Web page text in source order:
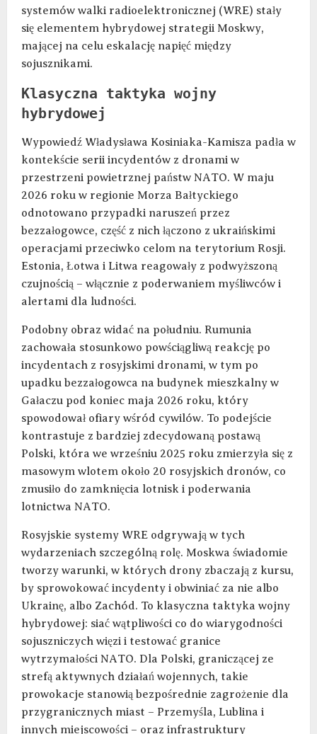
systemów walki radioelektronicznej (WRE) stały
się elementem hybrydowej strategii Moskwy,
mającej na celu eskalację napięć między
sojusznikami.
Klasyczna taktyka wojny
hybrydowej
Wypowiedź Władysława Kosiniaka-Kamisza padła w
kontekście serii incydentów z dronami w
przestrzeni powietrznej państw NATO. W maju
2026 roku w regionie Morza Bałtyckiego
odnotowano przypadki naruszeń przez
bezzałogowce, część z nich łączono z ukraińskimi
operacjami przeciwko celom na terytorium Rosji.
Estonia, Łotwa i Litwa reagowały z podwyższoną
czujnością – włącznie z poderwaniem myśliwców i
alertami dla ludności.
Podobny obraz widać na południu. Rumunia
zachowała stosunkowo powściągliwą reakcję po
incydentach z rosyjskimi dronami, w tym po
upadku bezzałogowca na budynek mieszkalny w
Gałaczu pod koniec maja 2026 roku, który
spowodował ofiary wśród cywilów. To podejście
kontrastuje z bardziej zdecydowaną postawą
Polski, która we wrześniu 2025 roku zmierzyła się z
masowym wlotem około 20 rosyjskich dronów, co
zmusiło do zamknięcia lotnisk i poderwania
lotnictwa NATO.
Rosyjskie systemy WRE odgrywają w tych
wydarzeniach szczególną rolę. Moskwa świadomie
tworzy warunki, w których drony zbaczają z kursu,
by sprowokować incydenty i obwiniać za nie albo
Ukrainę, albo Zachód. To klasyczna taktyka wojny
hybrydowej: siać wątpliwości co do wiarygodności
sojuszniczych więzi i testować granice
wytrzymałości NATO. Dla Polski, graniczącej ze
strefą aktywnych działań wojennych, takie
prowokacje stanowią bezpośrednie zagrożenie dla
przygranicznych miast – Przemyśla, Lublina i
innych miejscowości – oraz infrastruktury